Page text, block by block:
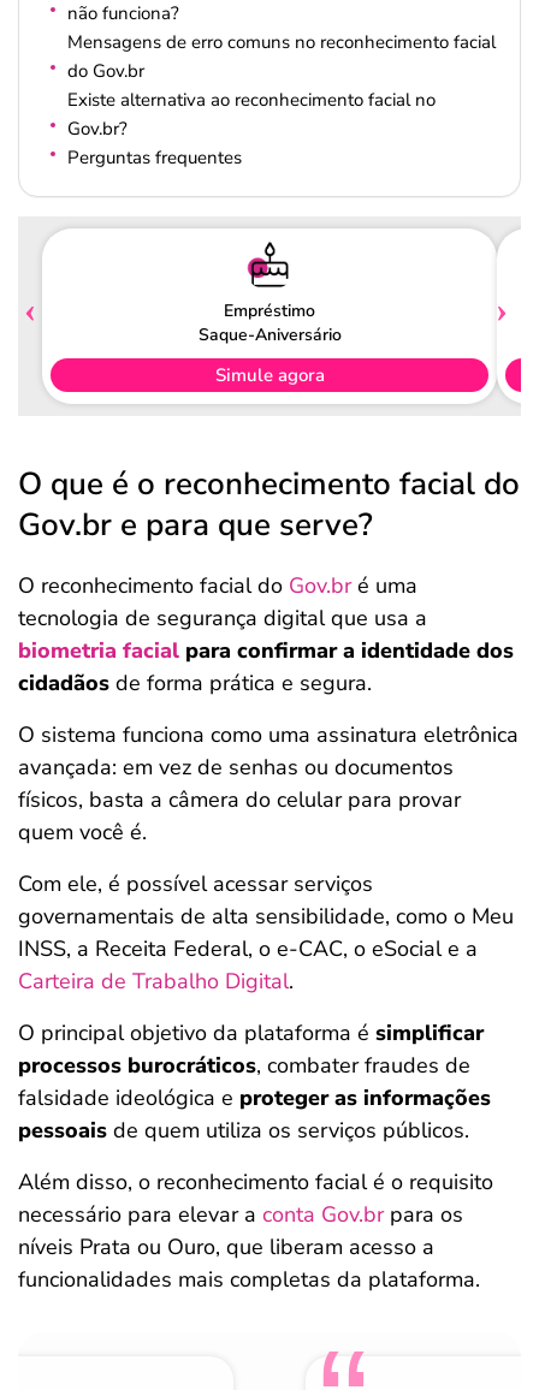
não funciona?
Mensagens de erro comuns no reconhecimento facial
do Gov.br
Existe alternativa ao reconhecimento facial no
Gov.br?
Perguntas frequentes
Empréstimo
Saque-Aniversário
Simule agora
O que é o reconhecimento facial do
Gov.br e para que serve?
O reconhecimento facial do Gov.bré uma
tecnologia de segurança digital que usa a
biometria facial para confirmar a identidade dos
cidadãos de forma prática e segura.
O sistema funciona como uma assinatura eletrônica
avançada: em vez de senhas ou documentos
físicos, basta a câmera do celular para provar
quem você é.
Com ele, é possível acessar serviços
governamentais de alta sensibilidade, como o Meu
INSS, a Receita Federal, o e-CAC, o eSocial e a
Carteira de Trabalho Digital.
O principal objetivo da plataforma é simplificar
processos burocráticos, combater fraudes de
falsidade ideológica e proteger as informações
pessoais de quem utiliza os serviços públicos.
Além disso, o reconhecimento facial é o requisito
necessário para elevar a conta Gov.brpara os
níveis Prata ou Ouro, que liberam acesso a
funcionalidades mais completas da plataforma.